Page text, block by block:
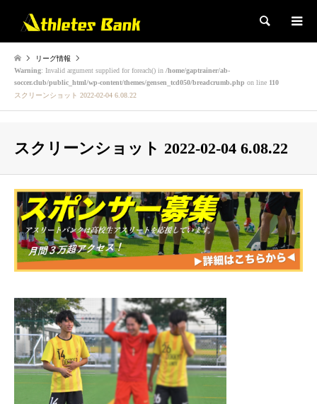
検索
リーグ情報
Warning: Invalid argument supplied for foreach() in /home/gaptrainer/ab-
soccer.club/public_html/wp-content/themes/gensen_tcd050/breadcrumb.php on line 110
スクリーンショット 2022-02-04 6.08.22
スクリーンショット 2022-02-04 6.08.22